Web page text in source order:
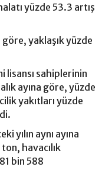
yüzde 53.3 artış
göre, yaklaşık yüzde
lisansı sahiplerinin
ayına göre, yüzde
yakıtları yüzde
yılın aynı ayına
havacılık
bin 588